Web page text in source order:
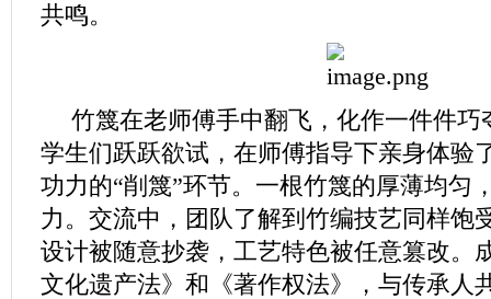
共鸣。
竹篾在老师傅手中翻飞，化作一件件巧
学生们跃跃欲试，在师傅指导下亲身体验
功力的“削篾”环节。一根竹篾的厚薄均匀
力。交流中，团队了解到竹编技艺同样
设计被随意抄袭，工艺特色被任意篡改。
文化遗产法》和《著作权法》，与传承人